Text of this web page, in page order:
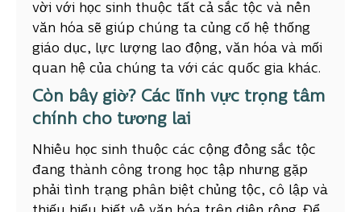
vời với học sinh thuộc tất cả sắc tộc và nền
văn hóa sẽ giúp chúng ta củng cố hệ thống
giáo dục, lực lượng lao động, văn hóa và mối
quan hệ của chúng ta với các quốc gia khác.
Còn bây giờ? Các lĩnh vực trọng tâm
chính cho tương lai
Nhiều học sinh thuộc các cộng đồng sắc tộc
đang thành công trong học tập nhưng gặp
phải tình trạng phân biệt chủng tộc, cô lập và